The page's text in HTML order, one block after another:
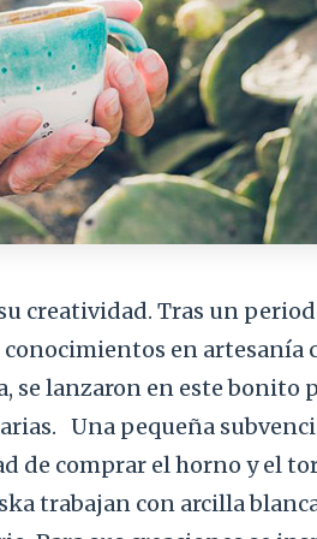
creatividad. Tras un
en artesanía
se lanzaron en este bonito
Una pequeña
de comprar el horno y el
trabajan con arcilla